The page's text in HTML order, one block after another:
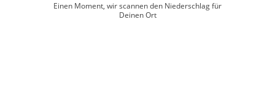
Einen Moment, wir scannen den Niederschlag für
Deinen Ort